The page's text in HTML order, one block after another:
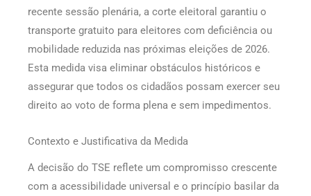
recente sessão plenária, a corte eleitoral garantiu o
transporte gratuito para eleitores com deficiência ou
mobilidade reduzida nas próximas eleições de 2026.
Esta medida visa eliminar obstáculos históricos e
assegurar que todos os cidadãos possam exercer seu
direito ao voto de forma plena e sem impedimentos.
Contexto e Justificativa da Medida
A decisão do TSE reflete um compromisso crescente
com a acessibilidade universal e o princípio basilar da